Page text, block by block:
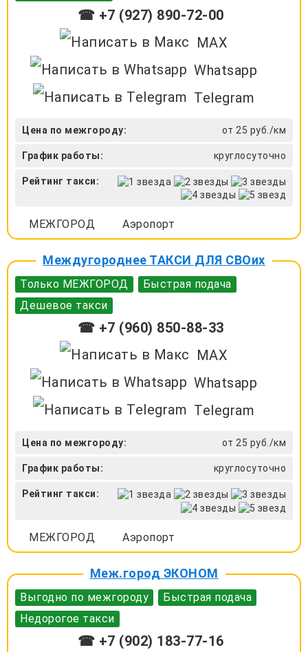
☎ +7 (927) 890-72-00
MAX
Whatsapp
Telegram
Цена по межгороду: от 25 руб./км
График работы: круглосуточно
Рейтинг такси:
МЕЖГОРОД Аэропорт
Междугороднее ТАКСИ ДЛЯ СВОих
Только МЕЖГОРОД
Быстрая подача
Дешевое такси
☎ +7 (960) 850-88-33
MAX
Whatsapp
Telegram
Цена по межгороду: от 25 руб./км
График работы: круглосуточно
Рейтинг такси:
МЕЖГОРОД Аэропорт
Меж.город ЭКОНОМ
Выгодно по межгороду
Быстрая подача
Недорогое такси
☎ +7 (902) 183-77-16